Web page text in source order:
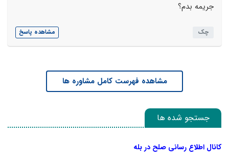
جریمه بدم؟
چک مشاهده پاسخ
مشاهده فهرست کامل مشاوره ها
جستجو شده ها
کانال اطلاع رسانی صلح در بله